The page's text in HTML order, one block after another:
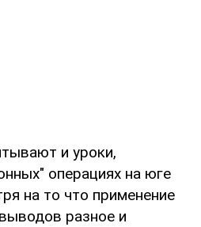
и уроки,
операциях на юге
на то что применение
разное и